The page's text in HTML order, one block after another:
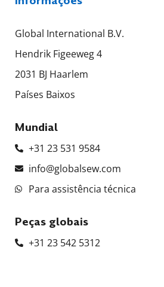
Global International B.V.
Hendrik Figeeweg 4
2031 BJ Haarlem
Países Baixos
Mundial
+31 23 531 9584
info@globalsew.com
Para assistência técnica
Peças globais
+31 23 542 5312